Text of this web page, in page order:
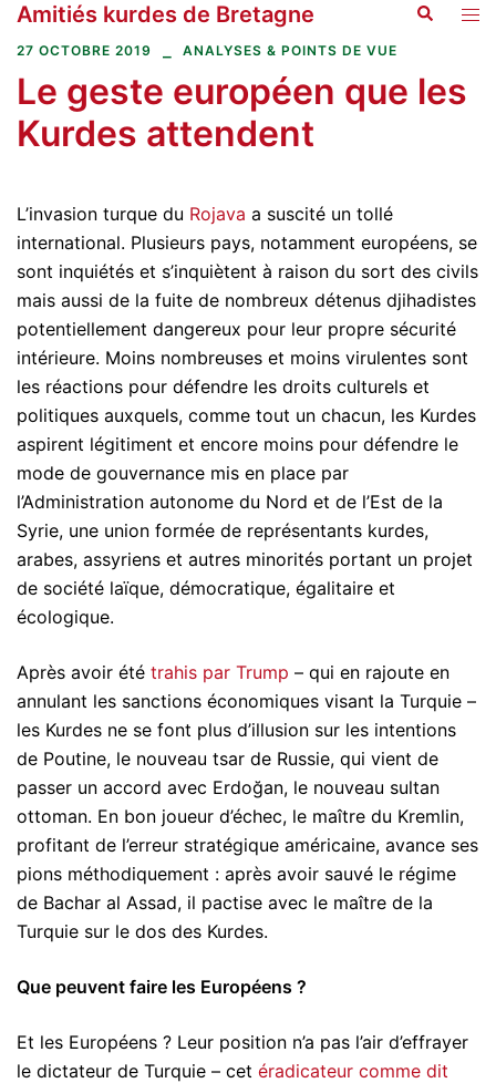
Aller
au
Amitiés kurdes de Bretagne
27 OCTOBRE 2019 ANALYSES & POINTS DE VUE
Le geste européen que les
Kurdes attendent
L’invasion turque du Rojava a suscité un tollé
international. Plusieurs pays, notamment européens, se
sont inquiétés et s’inquiètent à raison du sort des civils
mais aussi de la fuite de nombreux détenus djihadistes
potentiellement dangereux pour leur propre sécurité
intérieure. Moins nombreuses et moins virulentes sont
les réactions pour défendre les droits culturels et
politiques auxquels, comme tout un chacun, les Kurdes
aspirent légitiment et encore moins pour défendre le
mode de gouvernance mis en place par
l’Administration autonome du Nord et de l’Est de la
Syrie, une union formée de représentants kurdes,
arabes, assyriens et autres minorités portant un projet
de société laïque, démocratique, égalitaire et
écologique.
Après avoir été trahis par Trump – qui en rajoute en
annulant les sanctions économiques visant la Turquie –
les Kurdes ne se font plus d’illusion sur les intentions
de Poutine, le nouveau tsar de Russie, qui vient de
passer un accord avec Erdoğan, le nouveau sultan
ottoman. En bon joueur d’échec, le maître du Kremlin,
profitant de l’erreur stratégique américaine, avance ses
pions méthodiquement : après avoir sauvé le régime
de Bachar al Assad, il pactise avec le maître de la
Turquie sur le dos des Kurdes.
Que peuvent faire les Européens ?
Et les Européens ? Leur position n’a pas l’air d’effrayer
le dictateur de Turquie – cet éradicateur comme dit